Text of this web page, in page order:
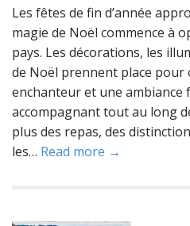
Les fêtes de fin d’année
magie de Noël commence à
pays. Les décorations, les
de Noël prennent place pour
enchanteur et une ambiance
accompagnant tout au long
plus des repas, des
les… Read more →